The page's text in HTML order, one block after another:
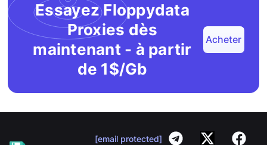
Essayez Floppydata
Proxies dès
maintenant - à partir
de 1$/Gb
Acheter
[email protected]